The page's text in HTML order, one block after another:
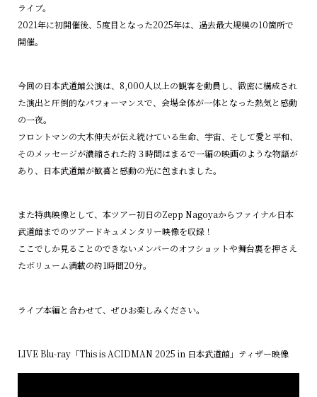
ライブ。
2021年に初開催後、5度目となった2025年は、過去最大規模の10箇所で
開催。
今回の日本武道館公演は、8,000人以上の観客を動員し、緻密に構成され
た演出と圧倒的なパフォーマンスで、会場全体が一体となった熱気と感動
の一夜。
フロントマンの大木伸夫が伝え続けている生命、宇宙、そして愛と平和、
そのメッセージが濃縮された約３時間はまるで一編の映画のような物語が
あり、日本武道館が歓喜と感動の光に包まれました。
また特典映像として、本ツアー初日のZepp Nagoyaからファイナル日本
武道館までのツアードキュメンタリー映像を収録！
ここでしか見ることのできないメンバーのオフショットや舞台裏を押さえ
たボリューム満載の約1時間20分。
ライブ本編と合わせて、ぜひお楽しみください。
LIVE Blu-ray「This is ACIDMAN 2025 in 日本武道館」ティザー映像